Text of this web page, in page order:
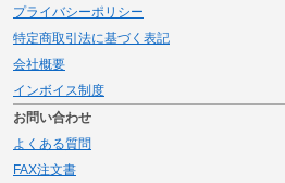
プライバシーポリシー
特定商取引法に基づく表記
会社概要
インボイス制度
お問い合わせ
よくある質問
FAX注文書